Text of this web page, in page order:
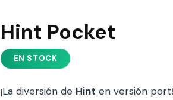
Hint Pocket
¡La diversión de Hint en versión